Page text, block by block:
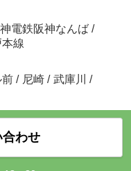
電鉄阪神なんば /
線
前 / 尼崎 / 武庫川
/
わせ